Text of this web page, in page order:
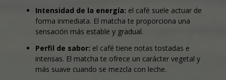
Intensidad de la energía: el café suele actuar de
forma inmediata. El matcha te proporciona una
sensación más estable y gradual.
Perfil de sabor: el café tiene notas tostadas e
intensas. El matcha te ofrece un carácter vegetal y
más suave cuando se mezcla con leche.